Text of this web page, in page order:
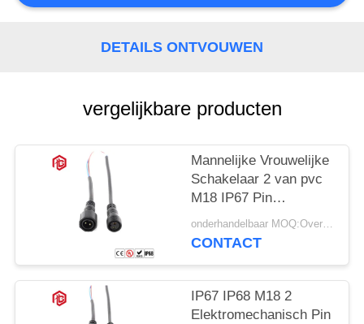
DETAILS ONTVOUWEN
vergelijkbare producten
Mannelijke Vrouwelijke
Schakelaar 2 van pvc
M18 IP67 Pin
Waterproof Connector
onderhandelbaar MOQ:Overeen te komen
CONTACT
IP67 IP68 M18 2
Elektromechanisch Pin